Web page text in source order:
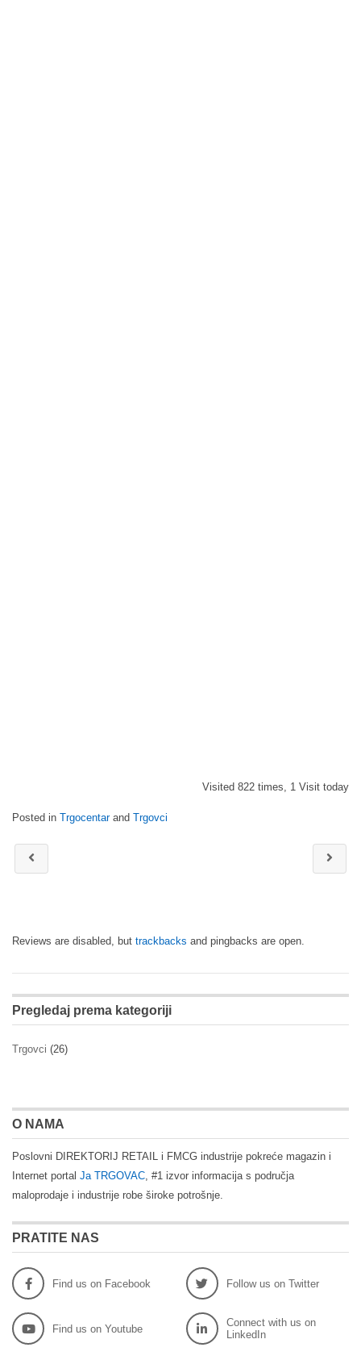
Visited 822 times, 1 Visit today
Posted in Trgocentarand Trgovci
Reviews are disabled, but trackbacks and pingbacks are open.
Pregledaj prema kategoriji
Trgovci (26)
O NAMA
Poslovni DIREKTORIJ RETAIL i FMCG industrije pokreće magazin i
Internet portal Ja TRGOVAC, #1 izvor informacija s područja
maloprodaje i industrije robe široke potrošnje.
PRATITE NAS
Find us on Facebook Follow us on Twitter
Find us on Youtube
Connect with us on
LinkedIn